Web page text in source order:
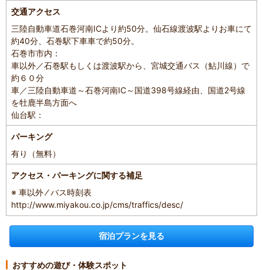
交通アクセス
三陸自動車道石巻河南ICより約50分。仙石線渡波駅よりお車にて
約40分、石巻駅下車車で約50分。
石巻市市内：
車以外／石巻駅もしくは渡波駅から、宮城交通バス（鮎川線）で
約６０分
車／三陸自動車道～石巻河南IC～国道398号線経由、国道2号線
を牡鹿半島方面へ
仙台駅：
パーキング
有り（無料）
アクセス・パーキングに関する補足
※ 車以外 ⁄ バス時刻表
http://www.miyakou.co.jp/cms/traffics/desc/
宿泊プランを見る
おすすめの遊び・体験スポット